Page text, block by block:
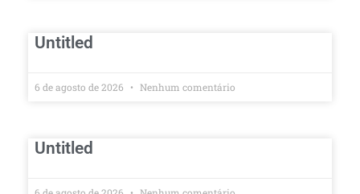
Untitled
6 de agosto de 2026 Nenhum comentário
Untitled